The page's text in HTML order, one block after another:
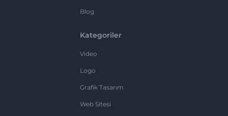
Blog
Kategoriler
Video
Logo
Grafik Tasarım
Web Sitesi